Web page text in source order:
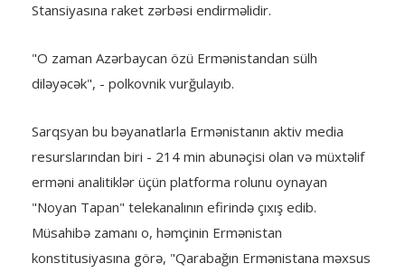
Stansiyasına raket zərbəsi endirməlidir.
"O zaman Azərbaycan özü Ermənistandan sülh
diləyəcək", - polkovnik vurğulayıb.
Sarqsyan bu bəyanatlarla Ermənistanın aktiv media
resurslarından biri - 214 min abunəçisi olan və müxtəlif
erməni analitiklər üçün platforma rolunu oynayan
"Noyan Tapan" telekanalının efirində çıxış edib.
Müsahibə zamanı o, həmçinin Ermənistan
konstitusiyasına görə, "Qarabağın Ermənistana məxsus